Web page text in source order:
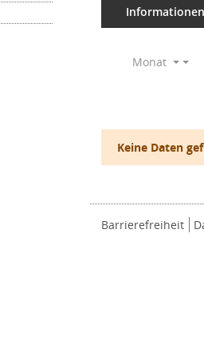
Informationen
Monat
Keine Daten
Barrierefreiheit